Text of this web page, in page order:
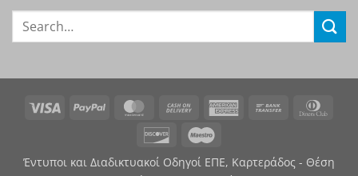
Search
Visa PayPal MasterCardCash
On
Delivery
American Bank
Discover
Έντυποι και Διαδικτυακοί Οδηγοί ΕΠΕ, Καρτεράδος - Θέση